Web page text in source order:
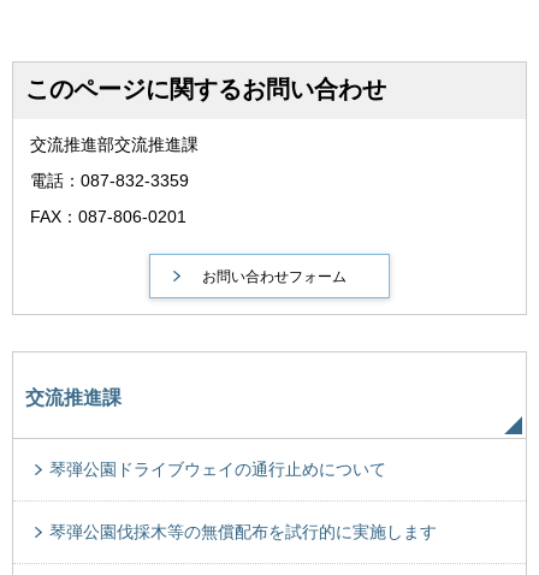
このページに関するお問い合わせ
交流推進部交流推進課
電話：087-832-3359
FAX：087-806-0201
交流推進課
琴弾公園ドライブウェイの通行止めについて
琴弾公園伐採木等の無償配布を試行的に実施します